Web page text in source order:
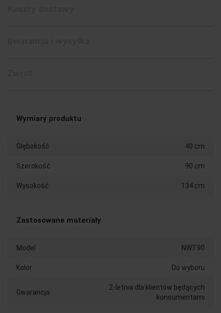
Wymiary produktu
Głębokość 40 cm
Szerokość 90 cm
Wysokość 134 cm
Zastosowane materiały
Model NWT90
Kolor Do wyboru
Gwarancja
2-letnia dla klientów będących
konsumentami